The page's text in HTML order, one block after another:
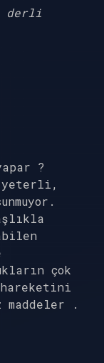
derli
?
yeterli,
çok
hareketini
maddeler .